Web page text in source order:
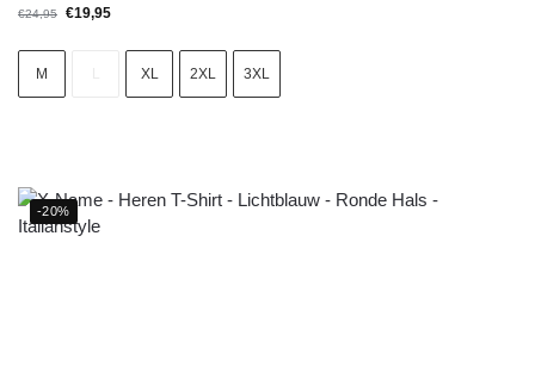
€24,95 €19,95
M XL 2XL 3XL
-20%